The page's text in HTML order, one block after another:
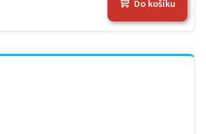
Do košíku